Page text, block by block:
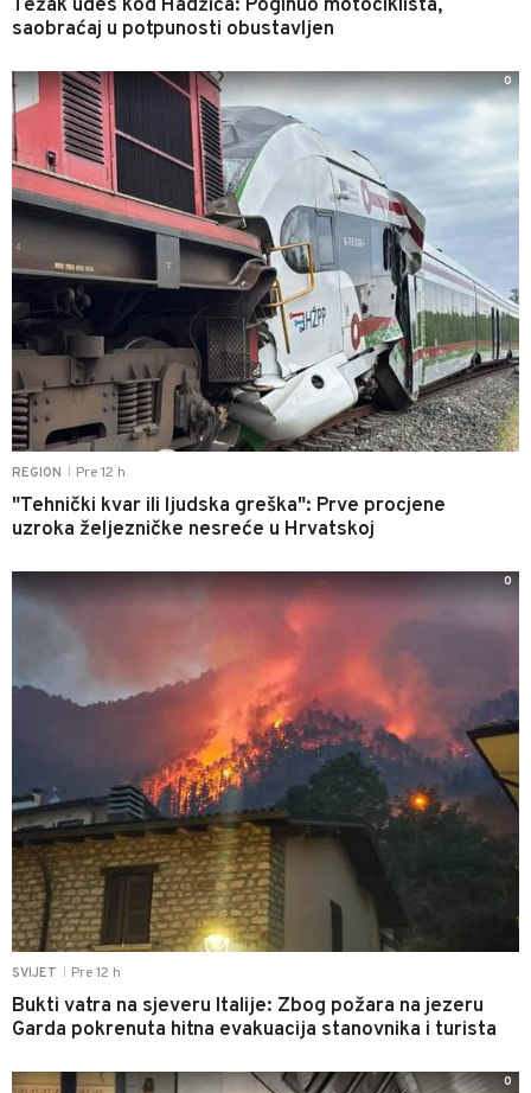
Težak udes kod Hadžića: Poginuo motociklista,
saobraćaj u potpunosti obustavljen
REGION Pre 12 h
"Tehnički kvar ili ljudska greška": Prve procjene
uzroka željezničke nesreće u Hrvatskoj
0
SVIJET Pre 12 h
Bukti vatra na sjeveru Italije: Zbog požara na jezeru
Garda pokrenuta hitna evakuacija stanovnika i turista
0
0